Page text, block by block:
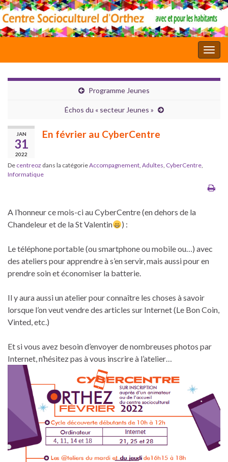
Programme Jeunes
Échos du « secteur Jeunes »
JAN
31
2022
En février au CyberCentre
De centreoz dans la catégorieAccompagnement, Adultes, CyberCentre,
Informatique
A l’honneur ce mois-ci au CyberCentre (en dehors de la
Chandeleur et de la St Valentin
) :
Le téléphone portable (ou smartphone ou mobile ou…) avec
des ateliers pour apprendre à s’en servir, mais aussi pour en
prendre soin et économiser la batterie.
Il y aura aussi un atelier pour connaître les choses à savoir
lorsque l’on veut vendre des articles sur Internet (Le Bon Coin,
Vinted, etc.)
Et si vous avez besoin d’envoyer de nombreuses photos par
Internet, n’hésitez pas à vous inscrire à l’atelier…